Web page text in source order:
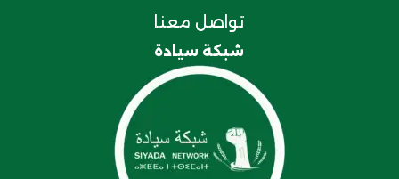
تواصل معنا
شبكة سيادة